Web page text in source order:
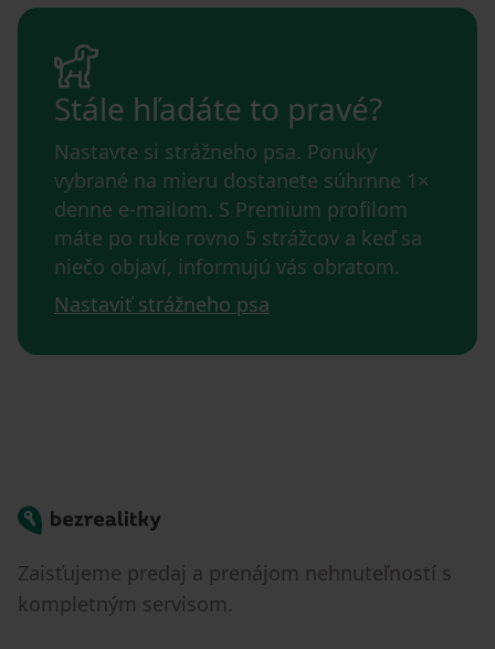
Stále hľadáte to pravé?
Nastavte si strážneho psa. Ponuky
vybrané na mieru dostanete súhrnne 1×
denne e-mailom. S Premium profilom
máte po ruke rovno 5 strážcov a keď sa
niečo objaví, informujú vás obratom.
Nastaviť strážneho psa
Bezrealitky
Zaisťujeme predaj a prenájom nehnuteľností s
kompletným servisom.